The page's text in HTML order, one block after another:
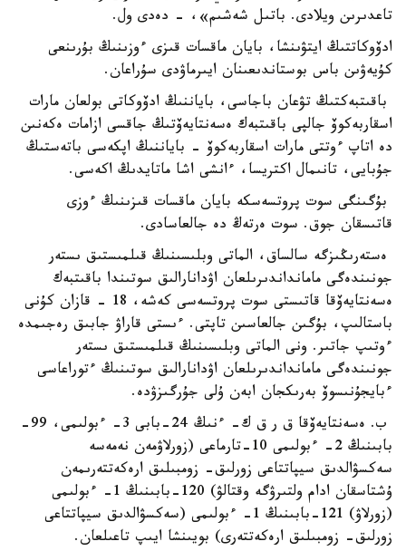
تاعدىرىن ويلادى. باتىل شەشىم»، - دەدى ول.
ادۆوكاتتىڭ ايتۋىنشا، بايان ماقسات قىزى ءوزىنىڭ بۇرىنعى
كۇيەۋىن باس بوستاندىعىنان ايىرماۋدى سۇراعان.
باقىتبەكتىڭ تۋعان باجاسى، باياننىڭ ادۆوكاتى بولعان مارات
اسقاربەكوۆ جالپى باقىتبەك ەسەنتايەۆتىڭ جاقسى ازامات ەكەنىن
دە اتاپ ءوتتى مارات اسقاربەكوۆ - باياننىڭ اپكەسى باتەستىڭ
جۇبايى، تانىمال اكتريسا، ءانشى اشا ماتايدىڭ اكەسى.
بۇگىنگى سوت پروتسەسكە بايان ماقسات قىزىنىڭ ءوزى
قاتىسقان جوق. سوت ەرتەڭ دە جالعاسادى.
ەستەرىڭىزگە سالساق، الماتى وبلىسىنىڭ قىلمىستىق ىستەر
جونىندەگى مامانداندىرىلعان اۋدانارالىق سوتىندا باقىتبەك
ەسەنتايەۆقا قاتىستى سوت پروتسەسى كەشە، 18 - قازان كۇنى
باستالىپ، بۇگىن جالعاسىن تاپتى. ءىستى قاراۋ جابىق رەجىمدە
ءوتىپ جاتىر. ونى الماتى وبلىسىنىڭ قىلمىستىق ىستەر
جونىندەگى مامانداندىرىلعان اۋدانارالىق سوتىنىڭ ءتوراعاسى
ءبايجۇنىسوۆ بەرىكجان ابەن ۇلى جۇرگىزۋدە.
ب. ەسەنتايەۆقا ق ر ق ك- ءنىڭ 24-بابى 3- ءبولىمى، 99-
بابىنىڭ 2- ءبولىمى 10-تارماعى (زورلاۋمەن نەمەسە
سەكسۋالدىق سيپاتتاعى زورلىق- زومبىلىق ارەكەتتەرىمەن
ۇشتاسقان ادام ولتىرۋگە وقتالۋ) 120-بابىنىڭ 1- ءبولىمى
(زورلاۋ) 121-بابىنىڭ 1- ءبولىمى (سەكسۋالدىق سيپاتتاعى
زورلىق- زومبىلىق ارەكەتتەرى) بويىنشا ايىپ تاعىلعان.